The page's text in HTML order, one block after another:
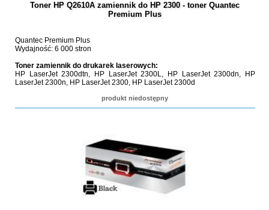
Toner HP Q2610A zamiennik do HP 2300 - toner Quantec
Premium Plus
Quantec Premium Plus
Wydajność: 6 000 stron
Toner zamiennik do drukarek laserowych:
HP LaserJet 2300dtn, HP LaserJet 2300L, HP LaserJet 2300dn, HP
LaserJet 2300n, HP LaserJet 2300, HP LaserJet 2300d
produkt niedostępny